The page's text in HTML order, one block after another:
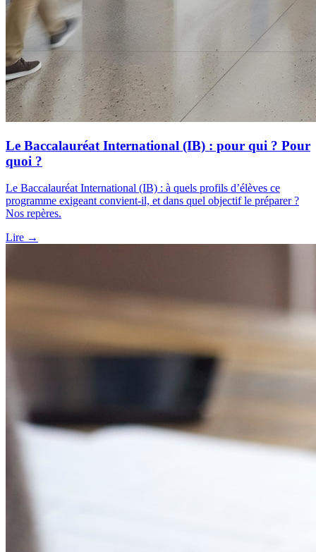
Le Baccalauréat International (IB) : pour qui ? Pour
quoi ?
Le Baccalauréat International (IB) : à quels profils d’élèves ce
programme exigeant convient-il, et dans quel objectif le préparer ?
Nos repères.
Lire →